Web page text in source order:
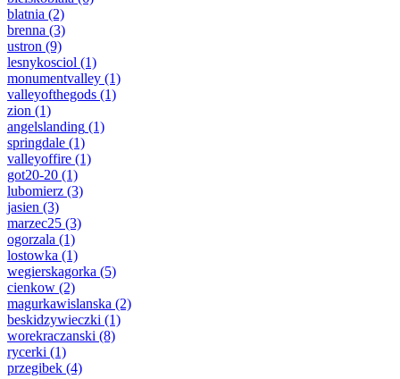
blatnia (2)
brenna (3)
ustron (9)
lesnykosciol (1)
monumentvalley (1)
valleyofthegods (1)
zion (1)
angelslanding (1)
springdale (1)
valleyoffire (1)
got20-20 (1)
lubomierz (3)
jasien (3)
marzec25 (3)
ogorzala (1)
lostowka (1)
wegierskagorka (5)
cienkow (2)
magurkawislanska (2)
beskidzywieczki (1)
worekraczanski (8)
rycerki (1)
przegibek (4)